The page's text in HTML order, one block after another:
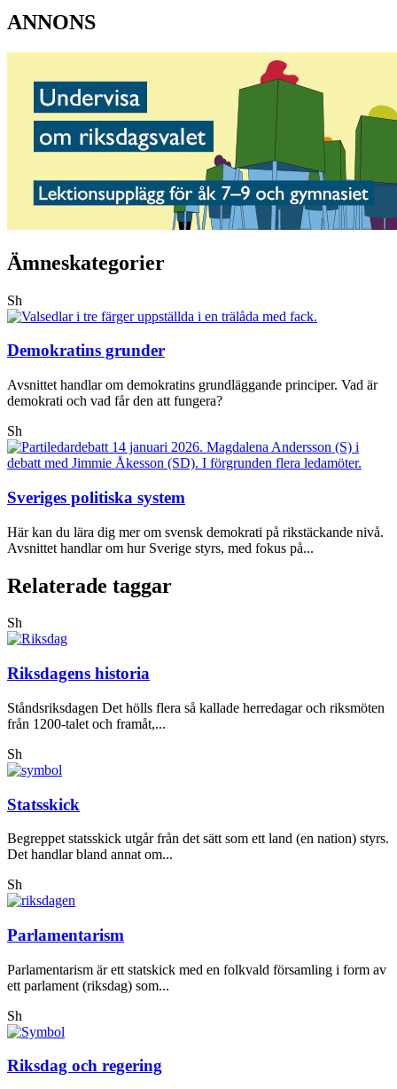
ANNONS
Ämneskategorier
Sh
Demokratins grunder
Avsnittet handlar om demokratins grundläggande principer. Vad är
demokrati och vad får den att fungera?
Sh
Sveriges politiska system
Här kan du lära dig mer om svensk demokrati på rikstäckande nivå.
Avsnittet handlar om hur Sverige styrs, med fokus på...
Relaterade taggar
Sh
Riksdagens historia
Ståndsriksdagen Det hölls flera så kallade herredagar och riksmöten
från 1200-talet och framåt,...
Sh
Statsskick
Begreppet statsskick utgår från det sätt som ett land (en nation) styrs.
Det handlar bland annat om...
Sh
Parlamentarism
Parlamentarism är ett statskick med en folkvald församling i form av
ett parlament (riksdag) som...
Sh
Riksdag och regering